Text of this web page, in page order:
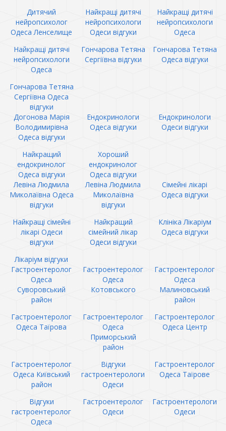
Дитячий
нейропсихолог
Одеса Ленселище
Найкращі дитячі
нейропсихологи
Одеси відгуки
Найкращі дитячі
нейропсихологи
Одеса
Найкращі дитячі
нейропсихологи
Одеса
Гончарова Тетяна
Сергіївна відгуки
Гончарова Тетяна
Одеса відгуки
Гончарова Тетяна
Сергіївна Одеса
відгуки
Догонова Марія
Володимирівна
Одеса відгуки
Ендокринологи
Одеса відгуки
Ендокринологи
Одеси відгуки
Найкращий
ендокринолог
Одеса відгуки
Хороший
ендокринолог
Одеса відгуки
Левіна Людмила
Миколаївна Одеса
відгуки
Левіна Людмила
Миколаївна
відгуки
Сімейні лікарі
Одеса відгуки
Найкращі сімейні
лікарі Одеси
відгуки
Найкращий
сімейний лікар
Одеси відгуки
Клініка Лікаріум
Одеса відгуки
Лікаріум відгуки
Гастроентеролог
Одеса
Суворовський
район
Гастроентеролог
Одеса
Котовського
Гастроентеролог
Одеса
Малиновський
район
Гастроентеролог
Одеса Таїрова
Гастроентеролог
Одеса
Приморський
район
Гастроентеролог
Одеса Центр
Гастроентеролог
Одеса Київський
район
Відгуки
гастроентерологи
Одеси
Гастроентеролог
Одеса Таїрове
Відгуки
гастроентеролог
Одеса
Гастроентеролог
Одеси
Гастроентерологи
Одеси